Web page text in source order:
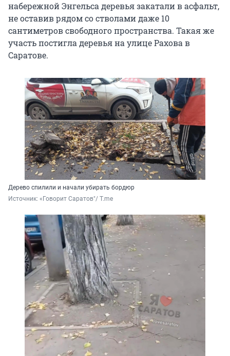
набережной Энгельса деревья закатали в асфальт,
не оставив рядом со стволами даже 10
сантиметров свободного пространства. Такая же
участь постигла деревья на улице Рахова в
Саратове.
Дерево спилили и начали убирать бордюр
Источник: «Говорит Саратов"/ T.me